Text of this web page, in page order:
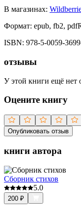
В магазинах:
Формат: epub, fb2,
ISBN: 978-5-0059-
отзывы
У этой книги ещё нет
Оцените книгу
Опубликовать отзыв
книги автора
Сборник стихов
5.0
200 ₽